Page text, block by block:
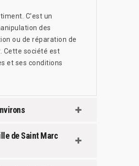
C’est un
des
ou de réparation de
Cette société est
et ses conditions
de Saint Marc